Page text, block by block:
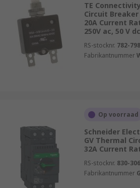
to protect electrical networks in
TE
Circuit
20A Current
250V ac, 50 V dc
RS-stocknr. 782-
Fabrikantnummer
Op voorraad
Schneider
GV Thermal
32A Current
RS-stocknr. 830-
Fabrikantnummer